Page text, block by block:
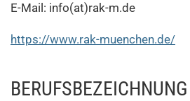
E-Mail: info(at)rak-m.de
https://www.rak-muenchen.de/